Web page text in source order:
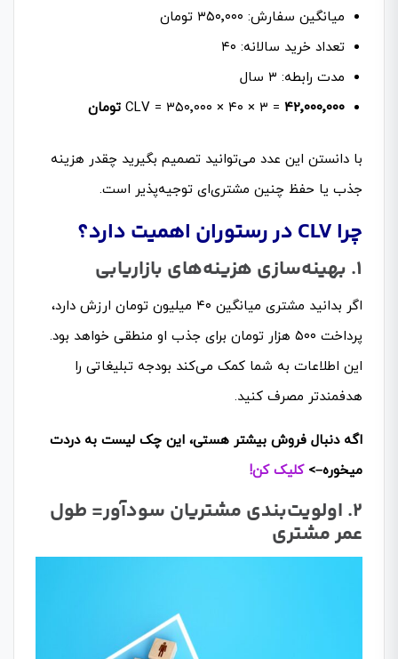
میانگین سفارش: ۳۵۰٬۰۰۰ تومان
تعداد خرید سالانه: ۴۰
مدت رابطه: ۳ سال
CLV = ۳۵۰٬۰۰۰ × ۴۰ × ۳ = ۴۲٬۰۰۰٬۰۰۰ تومان
با دانستن این عدد می‌توانید تصمیم بگیرید چقدر هزینه
جذب یا حفظ چنین مشتری‌ای توجیه‌پذیر است.
چرا CLV در رستوران اهمیت دارد؟
۱. بهینه‌سازی هزینه‌های بازاریابی
اگر بدانید مشتری میانگین ۴۰ میلیون تومان ارزش دارد،
پرداخت ۵۰۰ هزار تومان برای جذب او منطقی خواهد بود.
این اطلاعات به شما کمک می‌کند بودجه تبلیغاتی را
هدفمندتر مصرف کنید.
اگه دنبال فروش بیشتر هستی، این چک لیست به دردت
میخوره–> کلیک کن!
۲. اولویت‌بندی مشتریان سودآور= طول
عمر مشتری